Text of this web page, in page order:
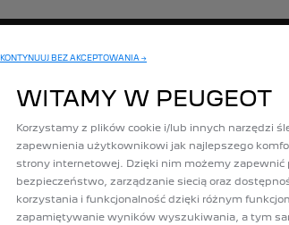
KONTYNUUJ BEZ AKCEPTOWANIA →
WITAMY W PEUGEOT
Korzystamy z plików cookie i/lub innych narzędzi
zapewnienia użytkownikowi jak najlepszego
strony internetowej. Dzięki nim możemy
bezpieczeństwo, zarządzanie siecią oraz
korzystania i funkcjonalność dzięki różnym
zapamiętywanie wyników wyszukiwania, a tym